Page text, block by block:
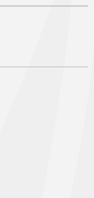
eller
vana i
att
vidare.